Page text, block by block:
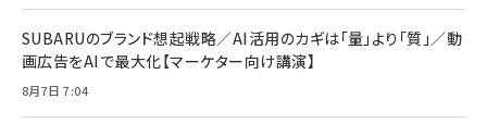
SUBARUのブランド想起戦略／AI活用のカギは「量」より「質」／動
画広告をAIで最大化【マーケター向け講演】
8月7日 7:04